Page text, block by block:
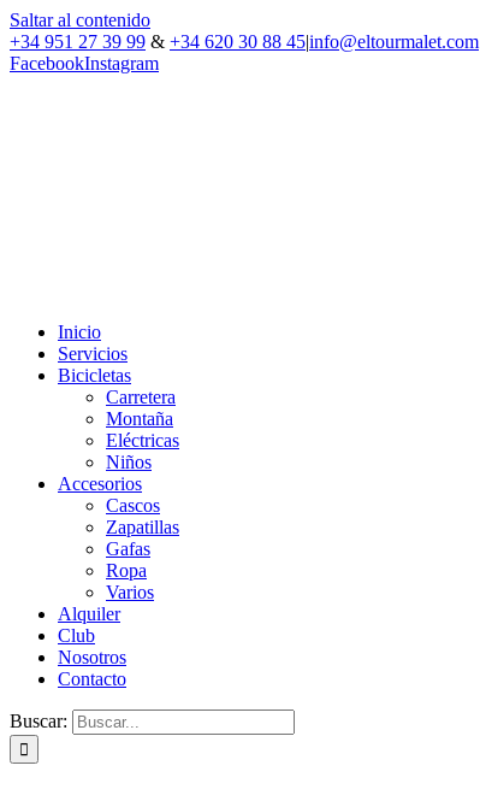
Saltar al contenido
+34 951 27 39 99 & +34 620 30 88 45|info@eltourmalet.com
FacebookInstagram
Inicio
Servicios
Bicicletas
Carretera
Montaña
Eléctricas
Niños
Accesorios
Cascos
Zapatillas
Gafas
Ropa
Varios
Alquiler
Club
Nosotros
Contacto
Buscar: